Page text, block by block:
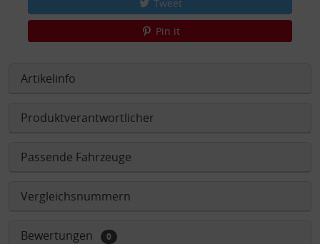
Tweet
Pin it
Artikelinfo
Produktverantwortlicher
Passende Fahrzeuge
Vergleichsnummern
Bewertungen 0